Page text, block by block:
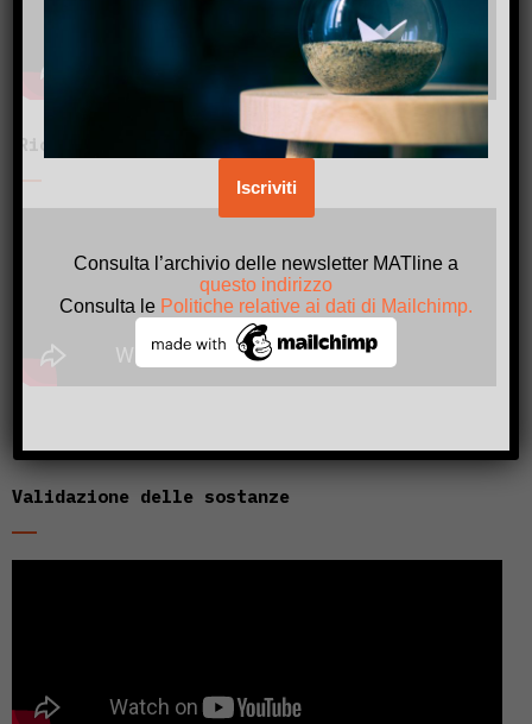
Ricerche per organo bersaglio
Validazione delle sostanze
Consulta l’archivio delle newsletter MATline a
questo indirizzo
Consulta le Politiche relative ai dati di Mailchimp.